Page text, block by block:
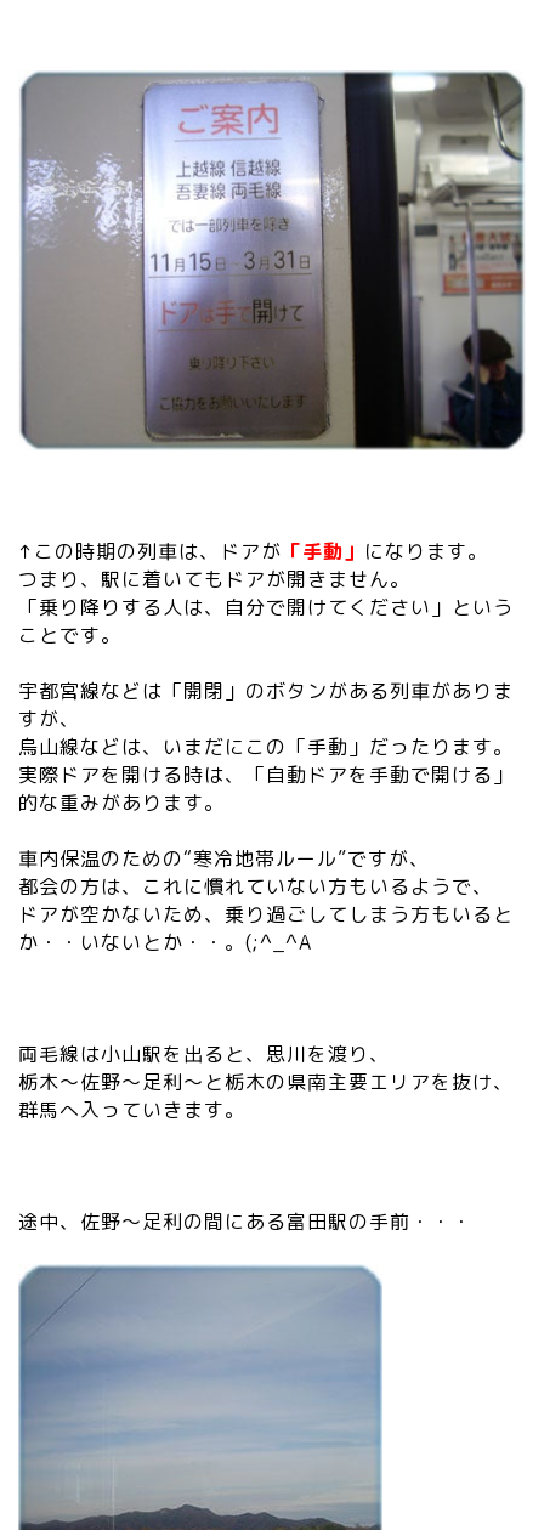
↑この時期の列車は、ドアが 「手動」 になります。
つまり、駅に着いてもドアが開きません。
「乗り降りする人は、自分で開けてください」という
ことです。
宇都宮線などは「開閉」のボタンがある列車がありま
すが、
烏山線などは、いまだにこの「手動」だったります。
実際ドアを開ける時は、「自動ドアを手動で開ける」
的な重みがあります。
車内保温のための“寒冷地帯ルール”ですが、
都会の方は、これに慣れていない方もいるようで、
ドアが空かないため、乗り過ごしてしまう方もいると
か・・いないとか・・。(;^_^A
両毛線は小山駅を出ると、思川を渡り、
栃木～佐野～足利～と栃木の県南主要エリアを抜け、
群馬へ入っていきます。
途中、佐野～足利の間にある富田駅の手前・・・